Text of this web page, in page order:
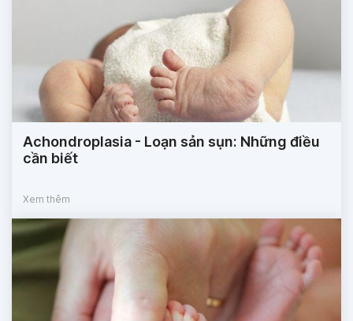
Achondroplasia - Loạn sản sụn: Những điều
cần biết
Xem thêm